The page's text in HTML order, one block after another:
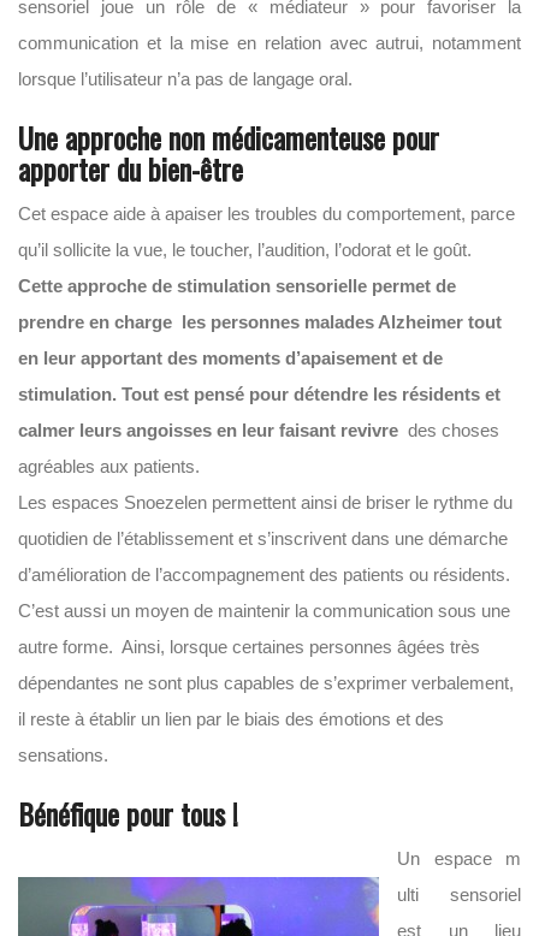
sensoriel joue un rôle de « médiateur » pour favoriser la
communication et la mise en relation avec autrui, notamment
lorsque l’utilisateur n’a pas de langage oral.
Une approche non médicamenteuse pour
apporter du bien-être
Cet espace aide à apaiser les troubles du comportement, parce
qu’il sollicite la vue, le toucher, l’audition, l’odorat et le goût.
Cette approche de stimulation sensorielle permet de
prendre en charge les personnes malades Alzheimer tout
en leur apportant des moments d’apaisement et de
stimulation. Tout est pensé pour détendre les résidents et
calmer leurs angoisses en leur faisant revivre des choses
agréables aux patients.
Les espaces Snoezelen permettent ainsi de briser le rythme du
quotidien de l’établissement et s’inscrivent dans une démarche
d’amélioration de l’accompagnement des patients ou résidents.
C’est aussi un moyen de maintenir la communication sous une
autre forme. Ainsi, lorsque certaines personnes âgées très
dépendantes ne sont plus capables de s’exprimer verbalement,
il reste à établir un lien par le biais des émotions et des
sensations.
Bénéfique pour tous !
Un espace m
ulti sensoriel
est un lieu